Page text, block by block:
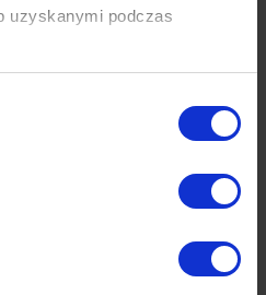
uzyskanymi podczas
RS6